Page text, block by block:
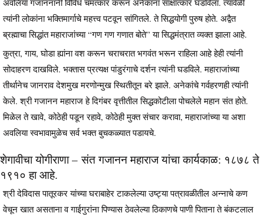
अवलिया गजाननांनी विविध चमत्कार करून अनेकांना साक्षात्कार घडविला. त्यावेळी
त्यांनी लोकांना भक्तिमार्गाचे महत्त्व पटवून सांगितले. ते सिद्धयोगी पुरुष होते. अद्वैत
ब्रह्माचा सिद्धांत महाराजांच्या “गण गण गणात बोते” या सिद्धमंत्रात व्यक्त झाला आहे.
कुत्रा, गाय, घोडा ह्यांना वश करून चराचरात भगवंत भरून राहिला आहे हेही त्यांनी
सोदाहरण दाखविले. भक्तास प्रत्यक्ष पांडुरंगाचे दर्शन त्यांनी घडविले. महाराजांच्या
तीर्थानेच जानराव देशमुख मरणोन्मुख स्थितीतून बरे झाले. अनेकांचे गर्वहरणही त्यांनी
केले. श्री गजानन महाराज हे दिगंबर वृत्तीतील सिद्धकोटीला पोचलेले महान संत होते.
मिळेल ते खावे, कोठेही पडून रहावे, कोठेही मुक्त संचार करावा, महाराजांच्या या अशा
अवलिया स्वभावामुळेच सर्व भक्त बुचकळ्यात पडायचे.
शेगावीचा योगीराणा – संत गजानन महाराज यांचा कार्यकाळ: १८७८ ते
१९१० हा आहे.
श्री देविदास पातूरकर यांच्या घराबाहेर टाकलेल्या उष्ट्या पत्रावळीतील अन्नाचे कण
वेचून खात असताना व गाईगुरांना पिण्यास ठेवलेल्या ठिकाणचे पाणी पिताना ते बंकटलाल